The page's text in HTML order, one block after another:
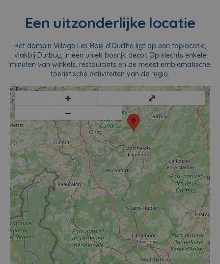
Een uitzonderlijke locatie
Het domein Village Les Bois d’Ourthe ligt op een toplocatie,
vlakbij Durbuy, in een uniek bosrijk decor. Op slechts enkele
minuten van winkels, restaurants en de meest emblematische
toeristische activiteiten van de regio.
+
−
⤢